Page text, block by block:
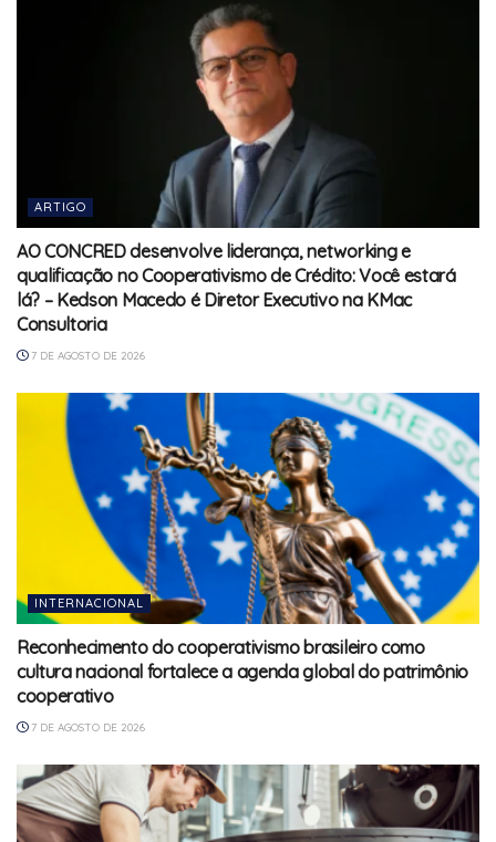
ARTIGO
AO CONCRED desenvolve liderança, networking e
qualificação no Cooperativismo de Crédito: Você estará
lá? – Kedson Macedo é Diretor Executivo na KMac
Consultoria
7 DE AGOSTO DE 2026
INTERNACIONAL
Reconhecimento do cooperativismo brasileiro como
cultura nacional fortalece a agenda global do patrimônio
cooperativo
7 DE AGOSTO DE 2026